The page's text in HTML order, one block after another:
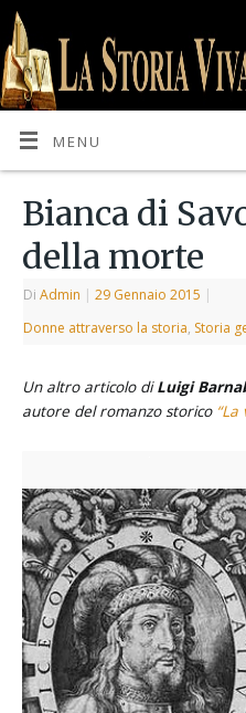
MENU
Bianca di
della morte
DiAdmin | 29 Gennaio 2015 |
Donne attraverso la storia, Storia
Un altro articolo diLuigi
autore del romanzo storico